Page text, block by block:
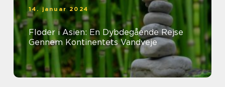
14. januar 2024
Floder i Asien: En Dybdegående Rejse
Gennem Kontinentets Vandveje